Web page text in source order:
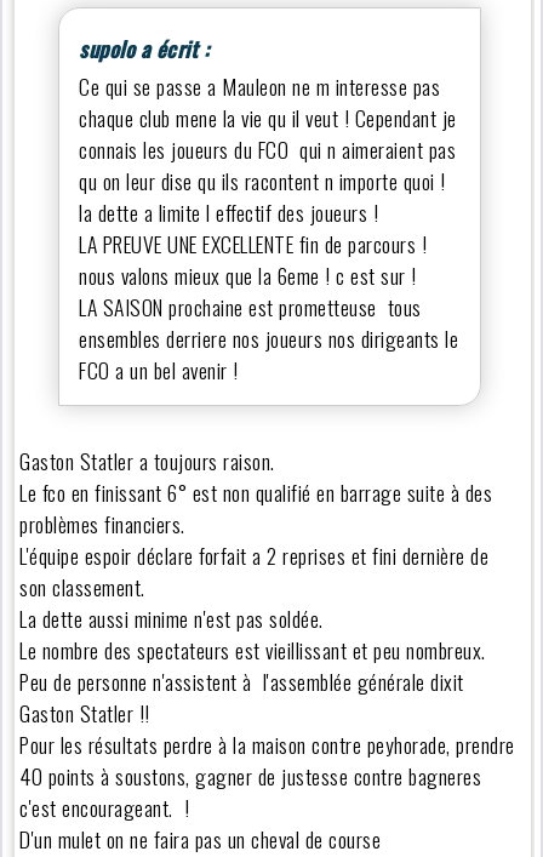
supolo a écrit :
Ce qui se passe a Mauleon ne m interesse pas
chaque club mene la vie qu il veut ! Cependant je
connais les joueurs du FCO qui n aimeraient pas
qu on leur dise qu ils racontent n importe quoi !
la dette a limite l effectif des joueurs !
LA PREUVE UNE EXCELLENTE fin de parcours !
nous valons mieux que la 6eme ! c est sur !
LA SAISON prochaine est prometteuse tous
ensembles derriere nos joueurs nos dirigeants le
FCO a un bel avenir !
Gaston Statler a toujours raison.
Le fco en finissant 6° est non qualifié en barrage suite à des
problèmes financiers.
L'équipe espoir déclare forfait a 2 reprises et fini dernière de
son classement.
La dette aussi minime n'est pas soldée.
Le nombre des spectateurs est vieillissant et peu nombreux.
Peu de personne n'assistent à l'assemblée générale dixit
Gaston Statler !!
Pour les résultats perdre à la maison contre peyhorade, prendre
40 points à soustons, gagner de justesse contre bagneres
c'est encourageant. !
D'un mulet on ne faira pas un cheval de course